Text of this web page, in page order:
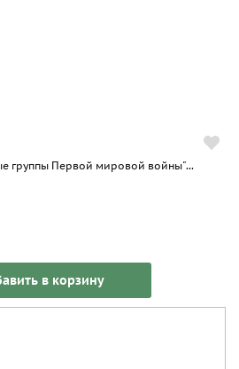
группы Первой мировой войны"...
в корзину